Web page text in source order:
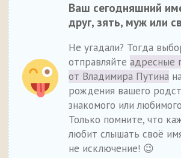
Ваш сегодняшний
друг, зять, муж или
Не угадали? Тогда
отправляйтеадресные
от Владимира Путина
рождения вашего
знакомого или
Только помните, что
любит слышать своё
не исключение! 😉